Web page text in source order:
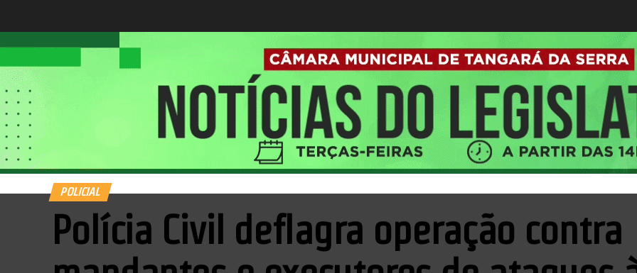
POLICIAL
Polícia Civil deflagra operação contra